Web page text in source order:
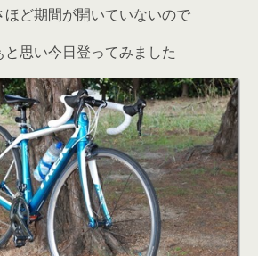
ど期間が開いていないので
思い今日登ってみました